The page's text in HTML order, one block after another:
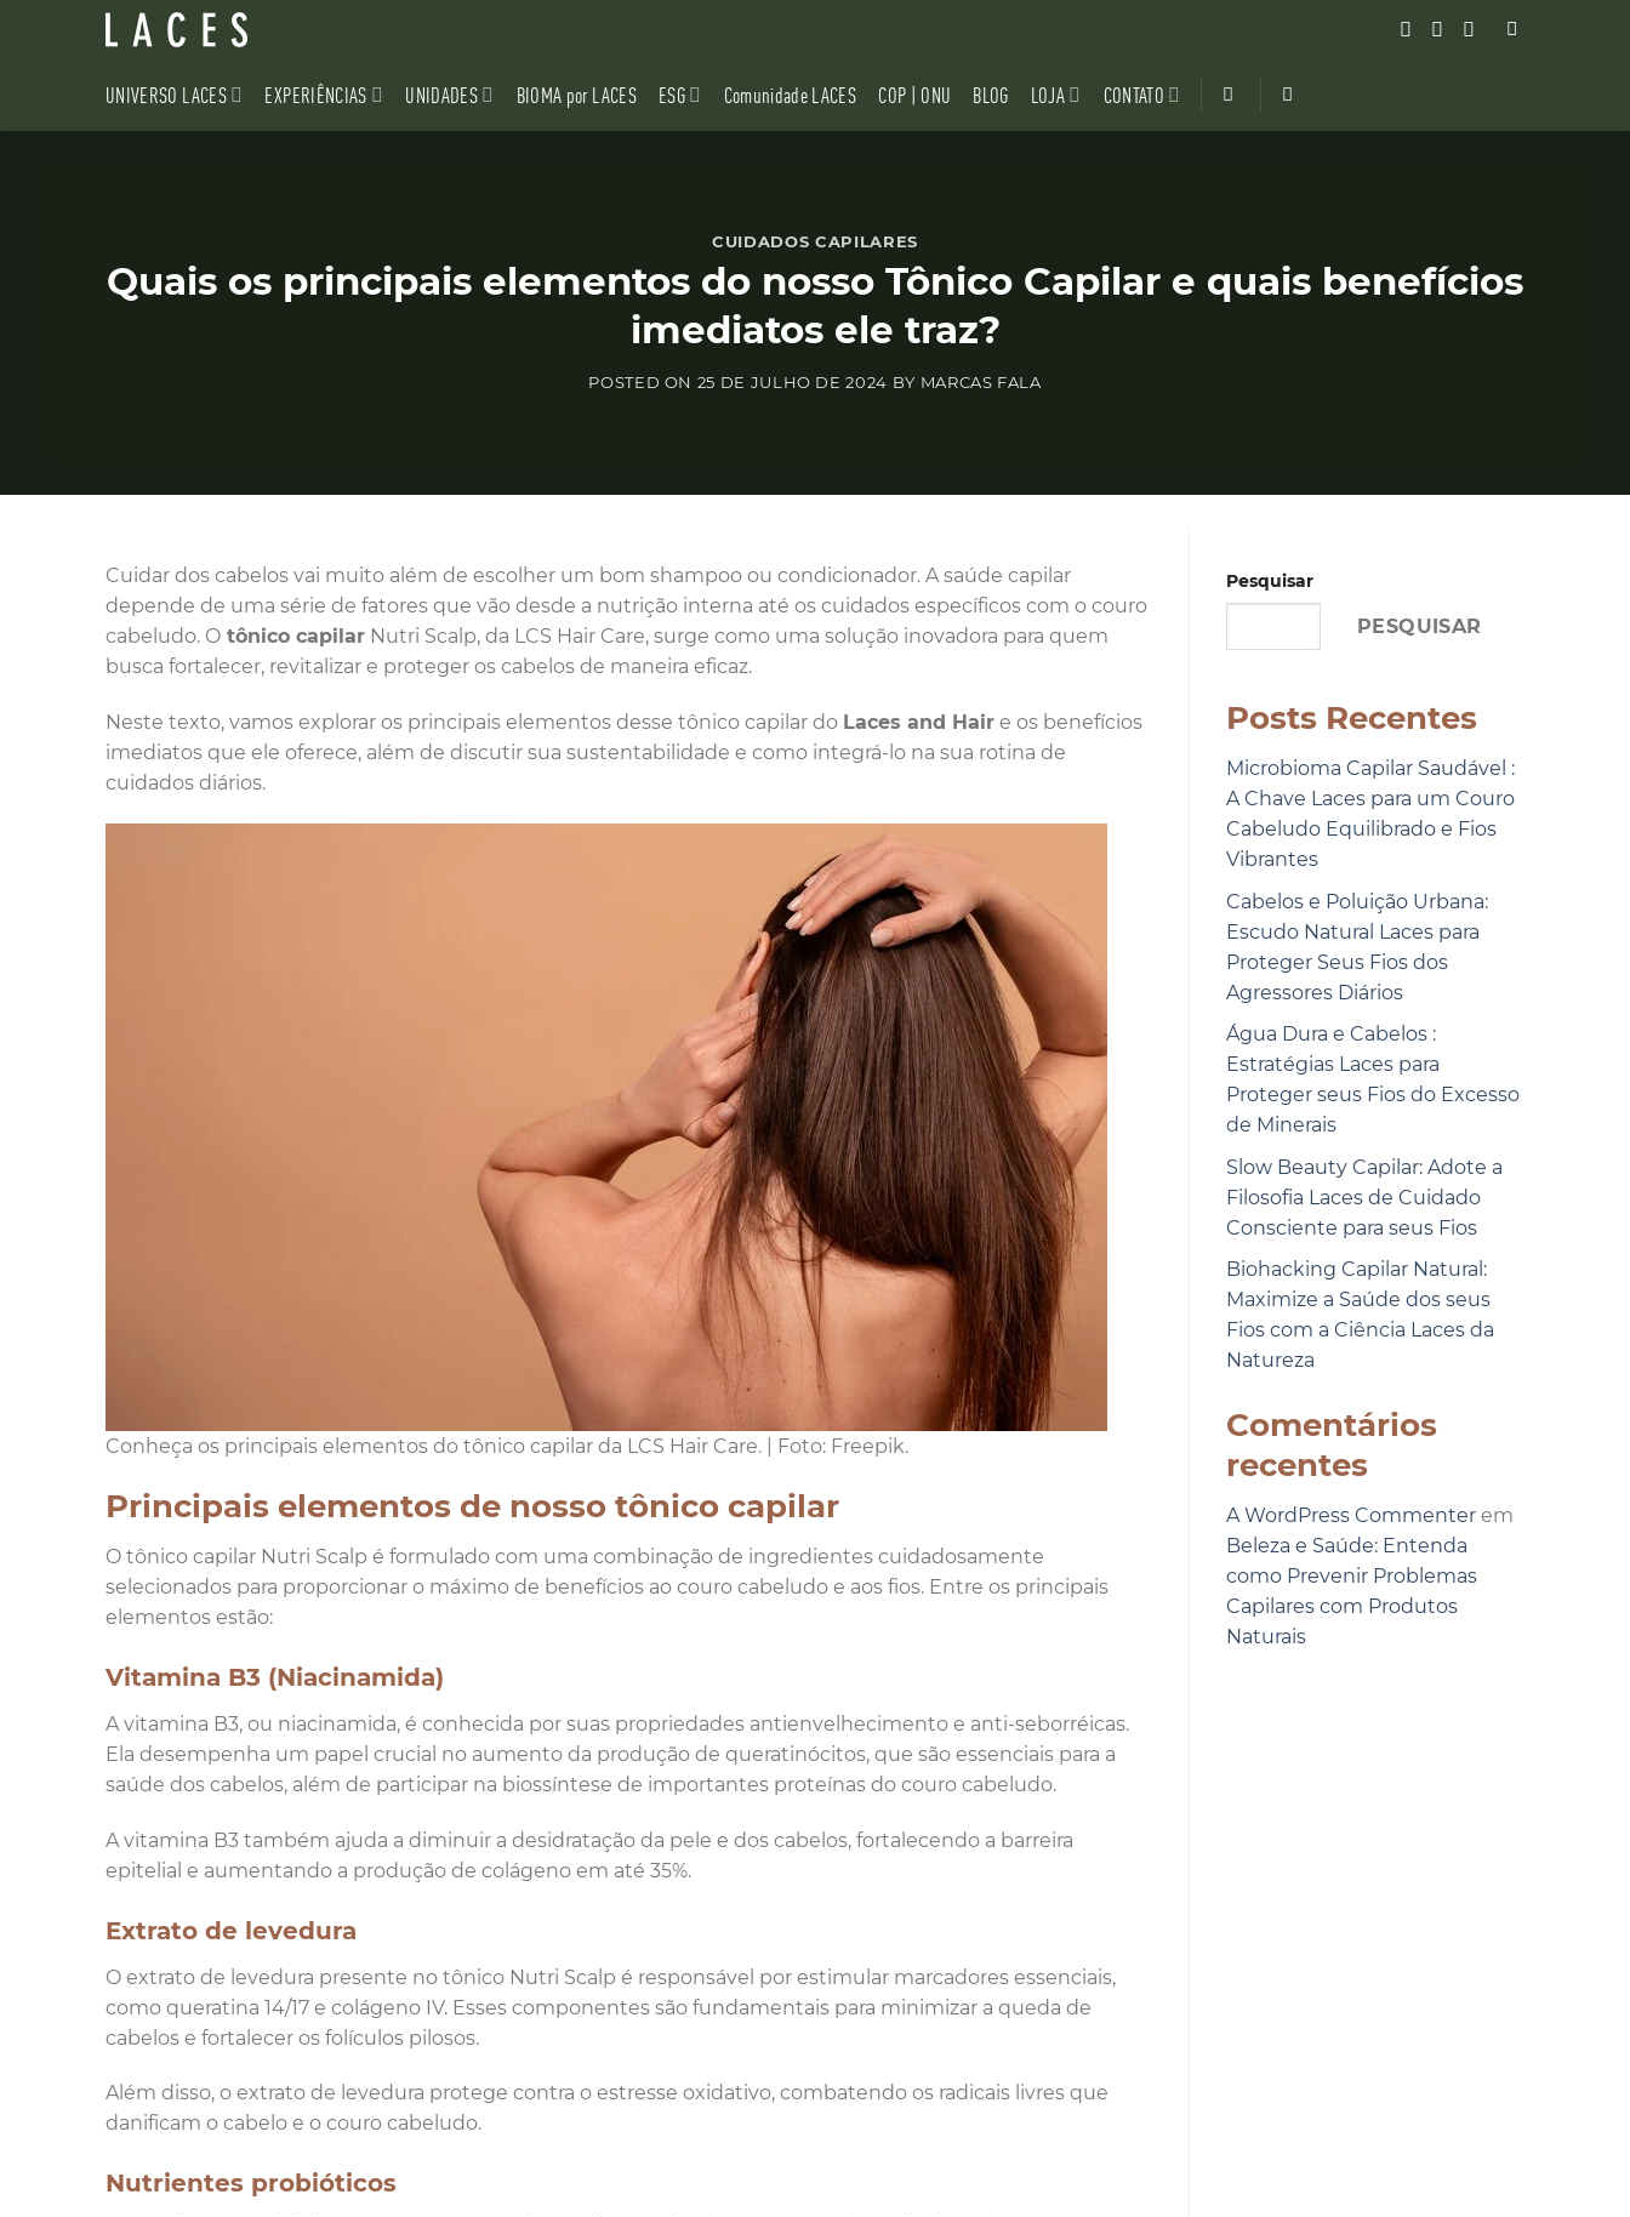
UNIVERSO LACES EXPERIÊNCIAS UNIDADES BIOMA por LACES ESG Comunidade LACES COP | ONU BLOG LOJA CONTATO
CUIDADOS CAPILARES
Quais os principais elementos do nosso Tônico Capilar e quais benefícios
imediatos ele traz?
POSTED ON 25 DE JULHO DE 2024 BY MARCAS FALA
Cuidar dos cabelos vai muito além de escolher um bom shampoo ou condicionador. A saúde capilar
depende de uma série de fatores que vão desde a nutrição interna até os cuidados específicos com o couro
cabeludo. O tônico capilar Nutri Scalp, da LCS Hair Care, surge como uma solução inovadora para quem
busca fortalecer, revitalizar e proteger os cabelos de maneira eficaz.
Neste texto, vamos explorar os principais elementos desse tônico capilar do Laces and Hair e os benefícios
imediatos que ele oferece, além de discutir sua sustentabilidade e como integrá-lo na sua rotina de
cuidados diários.
Conheça os principais elementos do tônico capilar da LCS Hair Care. | Foto: Freepik.
Principais elementos de nosso tônico capilar
O tônico capilar Nutri Scalp é formulado com uma combinação de ingredientes cuidadosamente
selecionados para proporcionar o máximo de benefícios ao couro cabeludo e aos fios. Entre os principais
elementos estão:
Vitamina B3 (Niacinamida)
A vitamina B3, ou niacinamida, é conhecida por suas propriedades antienvelhecimento e anti-seborréicas.
Ela desempenha um papel crucial no aumento da produção de queratinócitos, que são essenciais para a
saúde dos cabelos, além de participar na biossíntese de importantes proteínas do couro cabeludo.
A vitamina B3 também ajuda a diminuir a desidratação da pele e dos cabelos, fortalecendo a barreira
epitelial e aumentando a produção de colágeno em até 35%.
Extrato de levedura
O extrato de levedura presente no tônico Nutri Scalp é responsável por estimular marcadores essenciais,
como queratina 14/17 e colágeno IV. Esses componentes são fundamentais para minimizar a queda de
cabelos e fortalecer os folículos pilosos.
Além disso, o extrato de levedura protege contra o estresse oxidativo, combatendo os radicais livres que
danificam o cabelo e o couro cabeludo.
Nutrientes probióticos
Pesquisar
PESQUISAR
Posts Recentes
Microbioma Capilar Saudável :
A Chave Laces para um Couro
Cabeludo Equilibrado e Fios
Vibrantes
Cabelos e Poluição Urbana:
Escudo Natural Laces para
Proteger Seus Fios dos
Agressores Diários
Água Dura e Cabelos :
Estratégias Laces para
Proteger seus Fios do Excesso
de Minerais
Slow Beauty Capilar: Adote a
Filosofia Laces de Cuidado
Consciente para seus Fios
Biohacking Capilar Natural:
Maximize a Saúde dos seus
Fios com a Ciência Laces da
Natureza
Comentários
recentes
A WordPress Commenterem
Beleza e Saúde: Entenda
como Prevenir Problemas
Capilares com Produtos
Naturais